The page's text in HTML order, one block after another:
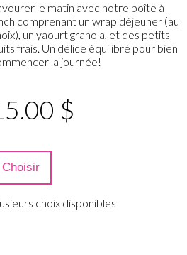
le matin avec notre boîte à
comprenant un wrap déjeuner (au
un yaourt granola, et des petits
frais. Un délice équilibré pour bien
la journée!
$
Choisir
choix disponibles